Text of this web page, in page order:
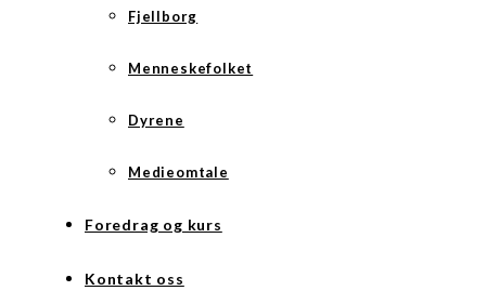
Fjellborg
Menneskefolket
Dyrene
Medieomtale
Foredrag og kurs
Kontakt oss